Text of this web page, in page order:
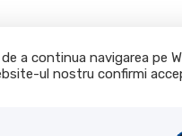
a continua navigarea pe
ul nostru confirmi
Servicii